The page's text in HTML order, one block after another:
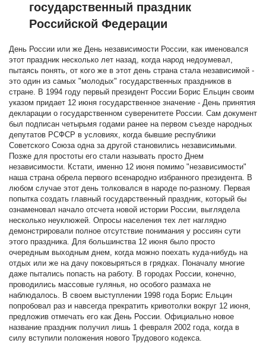
государственный праздник
Российской Федерации
День России или же День независимости России, как именовался
этот праздник несколько лет назад, когда народ недоумевал,
пытаясь понять, от кого же в этот день страна стала независимой -
это один из самых "молодых" государственных праздников в
стране. В 1994 году первый президент России Борис Ельцин своим
указом придает 12 июня государственное значение - День принятия
декларации о государственном суверенитете России. Сам документ
был подписан четырьмя годами ранее на первом съезде народных
депутатов РСФСР в условиях, когда бывшие республики
Советского Союза одна за другой становились независимыми.
Позже для простоты его стали называть просто Днем
независимости. Кстати, именно 12 июня помимо "независимости"
наша страна обрела первого всенародно избранного президента. В
любом случае этот день толковался в народе по-разному. Первая
попытка создать главный государственный праздник, который бы
ознаменовал начало отсчета новой истории России, выглядела
несколько неуклюжей. Опросы населения тех лет наглядно
демонстрировали полное отсутствие понимания у россиян сути
этого праздника. Для большинства 12 июня было просто
очередным выходным днем, когда можно поехать куда-нибудь на
отдых или же на дачу поковыряться в грядках. Поначалу многие
даже пытались попасть на работу. В городах России, конечно,
проводились массовые гулянья, но особого размаха не
наблюдалось. В своем выступлении 1998 года Борис Ельцин
попробовал раз и навсегда прекратить кривотолки вокруг 12 июня,
предложив отмечать его как День России. Официально новое
название праздник получил лишь 1 февраля 2002 года, когда в
силу вступили положения нового Трудового кодекса.